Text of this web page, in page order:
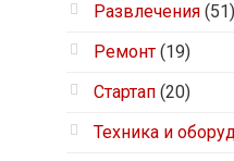
Развлечения (51)
Ремонт (19)
Стартап (20)
Техника и